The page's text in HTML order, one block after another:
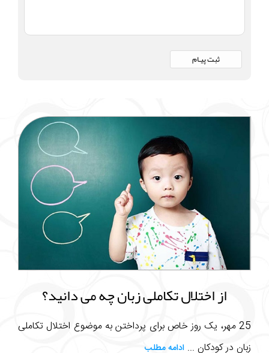
از اختلال تکاملی زبان چه می دانید؟
25 مهر، یک روز خاص برای پرداختن به موضوع اختلال تکاملی
زبان در کودکان ... ادامه مطلب